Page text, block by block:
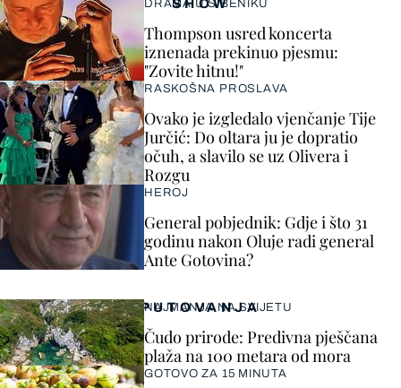
SHOW
DRAMA U ŠIBENIKU
Thompson usred koncerta
iznenada prekinuo pjesmu:
"Zovite hitnu!"
RASKOŠNA PROSLAVA
Ovako je izgledalo vjenčanje Tije
Jurčić: Do oltara ju je dopratio
očuh, a slavilo se uz Olivera i
Rozgu
HEROJ
General pobjednik: Gdje i što 31
godinu nakon Oluje radi general
Ante Gotovina?
PUTOVANJA
NAJMANJA NA SVIJETU
Čudo prirode: Predivna pješčana
plaža na 100 metara od mora
GOTOVO ZA 15 MINUTA